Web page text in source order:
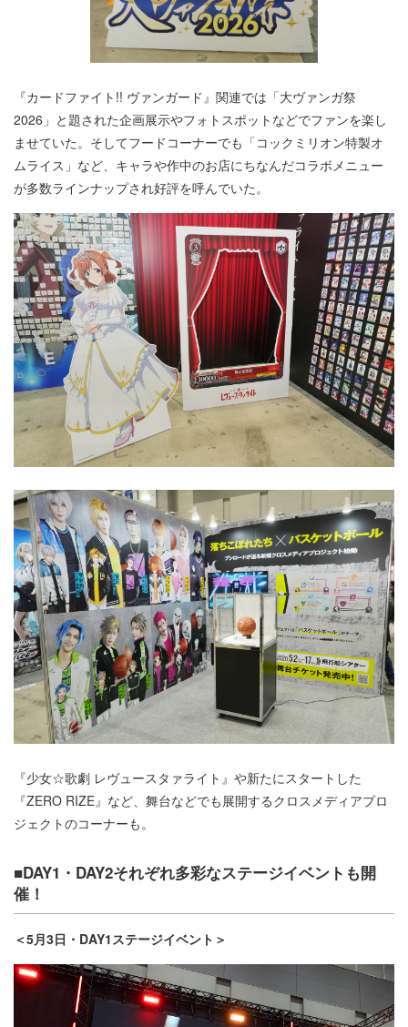
『カードファイト!! ヴァンガード』関連では「大ヴァンガ祭
2026」と題された企画展示やフォトスポットなどでファンを楽し
ませていた。そしてフードコーナーでも「コックミリオン特製オ
ムライス」など、キャラや作中のお店にちなんだコラボメニュー
が多数ラインナップされ好評を呼んでいた。
『少女☆歌劇 レヴュースタァライト』や新たにスタートした
『ZERO RIZE』など、舞台などでも展開するクロスメディアプロ
ジェクトのコーナーも。
■DAY1・DAY2それぞれ多彩なステージイベントも開
催！
＜5月3日・DAY1ステージイベント＞